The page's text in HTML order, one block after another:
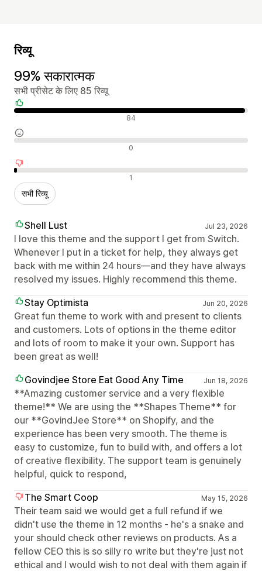
रिव्यू
99% सकारात्मक
सभी प्रीसेट के लिए 85 रिव्यू
सकारात्मक रिव्यू 84
न्यूट्रल रिव्यू 0
नकारात्मक रिव्यू 1
सभी रिव्यू
Shell Lust Jul 23, 2026
I love this theme and the support I get from Switch.
Whenever I put in a ticket for help, they always get
back with me within 24 hours—and they have always
resolved my issues. Highly recommend this theme.
Stay Optimista
Jun 20, 2026
Great fun theme to work with and present to clients
and customers. Lots of options in the theme editor
and lots of room to make it your own. Support has
been great as well!
Govindjee Store Eat Good Any Time
Jun 18, 2026
**Amazing customer service and a very flexible
theme!** We are using the **Shapes Theme** for
our **GovindJee Store** on Shopify, and the
experience has been very smooth. The theme is
easy to customize, fun to build with, and offers a lot
of creative flexibility. The support team is genuinely
helpful, quick to respond,
The Smart Coop
May 15, 2026
Their team said we would get a full refund if we
didn't use the theme in 12 months - he's a snake and
your should check other reviews on products. As a
fellow CEO this is so silly ro write but they're just not
ethical and I would wish to not deal with them again if